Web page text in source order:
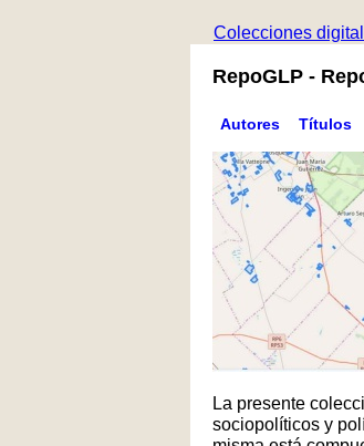
Colecciones
RepoGLP -
Autores Títulos
La presente
sociopolíticos y